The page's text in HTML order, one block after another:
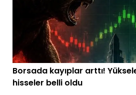
Borsada kayıplar arttı!
hisseler belli oldu